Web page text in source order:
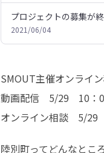
プロジェクトの募集が終
2021/06/04
SMOUT主催オンライ
動画配信　5/29　10：
オンライン相談　5/29
陸別町ってどんなとこ